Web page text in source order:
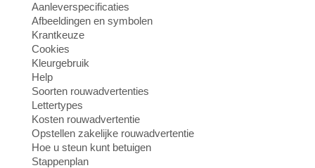
Aanleverspecificaties
Afbeeldingen en symbolen
Krantkeuze
Cookies
Kleurgebruik
Help
Soorten rouwadvertenties
Lettertypes
Kosten rouwadvertentie
Opstellen zakelijke rouwadvertentie
Hoe u steun kunt betuigen
Stappenplan